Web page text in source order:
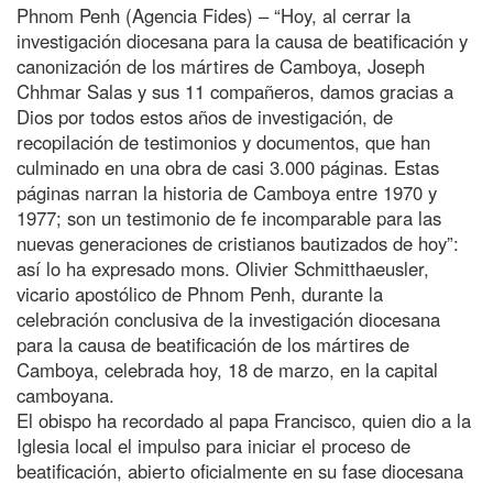
Phnom Penh (Agencia Fides) – “Hoy, al cerrar la
investigación diocesana para la causa de beatificación y
canonización de los mártires de Camboya, Joseph
Chhmar Salas y sus 11 compañeros, damos gracias a
Dios por todos estos años de investigación, de
recopilación de testimonios y documentos, que han
culminado en una obra de casi 3.000 páginas. Estas
páginas narran la historia de Camboya entre 1970 y
1977; son un testimonio de fe incomparable para las
nuevas generaciones de cristianos bautizados de hoy”:
así lo ha expresado mons. Olivier Schmitthaeusler,
vicario apostólico de Phnom Penh, durante la
celebración conclusiva de la investigación diocesana
para la causa de beatificación de los mártires de
Camboya, celebrada hoy, 18 de marzo, en la capital
camboyana.
El obispo ha recordado al papa Francisco, quien dio a la
Iglesia local el impulso para iniciar el proceso de
beatificación, abierto oficialmente en su fase diocesana